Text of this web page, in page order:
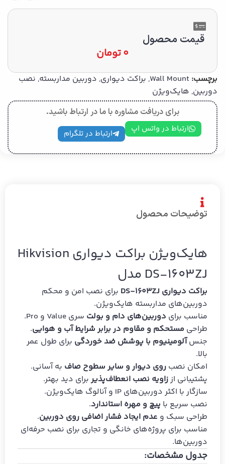
قیمت محصول
0تومان
برچسب: Wall Mount
, براکت دیواری, دوربین مداربسته, نصب
دوربین, هایک‌ویژن
برای دریافت مشاوره با ما در ارتباط باشید.
ارتباط در واتس اپ ارتباط در تلگرام
توضیحات محصول
Hikvision هایک‌ویژن براکت دیواری
مدل DS-1603ZJ
براکت دیواری DS-1603ZJ
برای نصب امن و محکم
دوربین‌های مداربسته هایک‌ویژن.
مناسب برای دوربین‌های دام و بولت سری Value و Pro.
طراحی مستحکم و مقاوم در برابر شرایط آب و هوایی.
جنسآلومینیوم با پوشش ضد خوردگی برای طول عمر
بالا.
امکان نصب روی دیوار و سایر سطوح صاف به آسانی.
پشتیبانی اززاویه نصب انعطاف‌پذیربرای دید بهتر.
سازگار با اکثر دوربین‌های IP و آنالوگ هایک‌ویژن.
نصب سریع با پیچ و مهره استاندارد.
طراحی سبک و عدم ایجاد فشار اضافی روی دوربین.
مناسب برای پروژه‌های خانگی و تجاری برای نصب حرفه‌ای
دوربین‌ها.
جدول مشخصات: